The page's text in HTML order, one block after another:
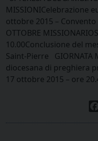
MISSIONICelebrazione
ottobre 2015 –
OTTOBRE
10.00Conclusione del
Saint-Pierre GIORNATA
diocesana di preghiera
17 ottobre 2015 – ore